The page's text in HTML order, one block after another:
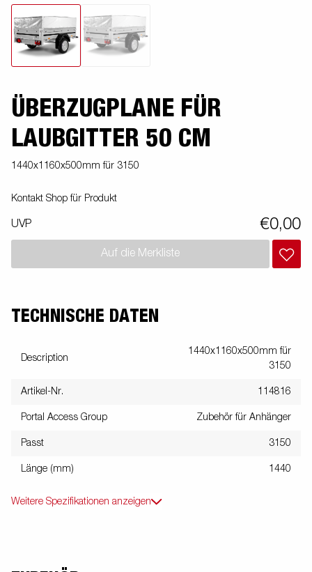
ÜBERZUGPLANE FÜR
LAUBGITTER 50 CM
1440x1160x500mm für 3150
Kontakt Shop für Produkt
UVP €0,00
Auf die Merkliste
TECHNISCHE DATEN
Description
1440x1160x500mm für
3150
Artikel-Nr. 114816
Portal Access Group Zubehör für Anhänger
Passt 3150
Länge (mm) 1440
Weitere Spezifikationen anzeigen